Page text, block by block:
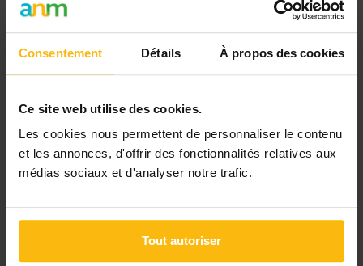
Consentement Détails À propos des cookies
Ce site web utilise des cookies.
Les cookies nous permettent de personnaliser le contenu
et les annonces, d'offrir des fonctionnalités relatives aux
médias sociaux et d'analyser notre trafic.
Tout autoriser
Et pour aller plus loin :